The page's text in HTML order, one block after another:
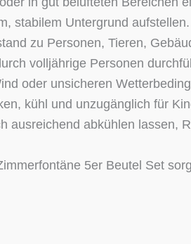
stabilem Untergrund aufstellen.
zu Personen, Tieren,
volljährige Personen
oder unsicheren
kühl und unzugänglich für
ausreichend abkühlen lassen,
5er Beutel Set